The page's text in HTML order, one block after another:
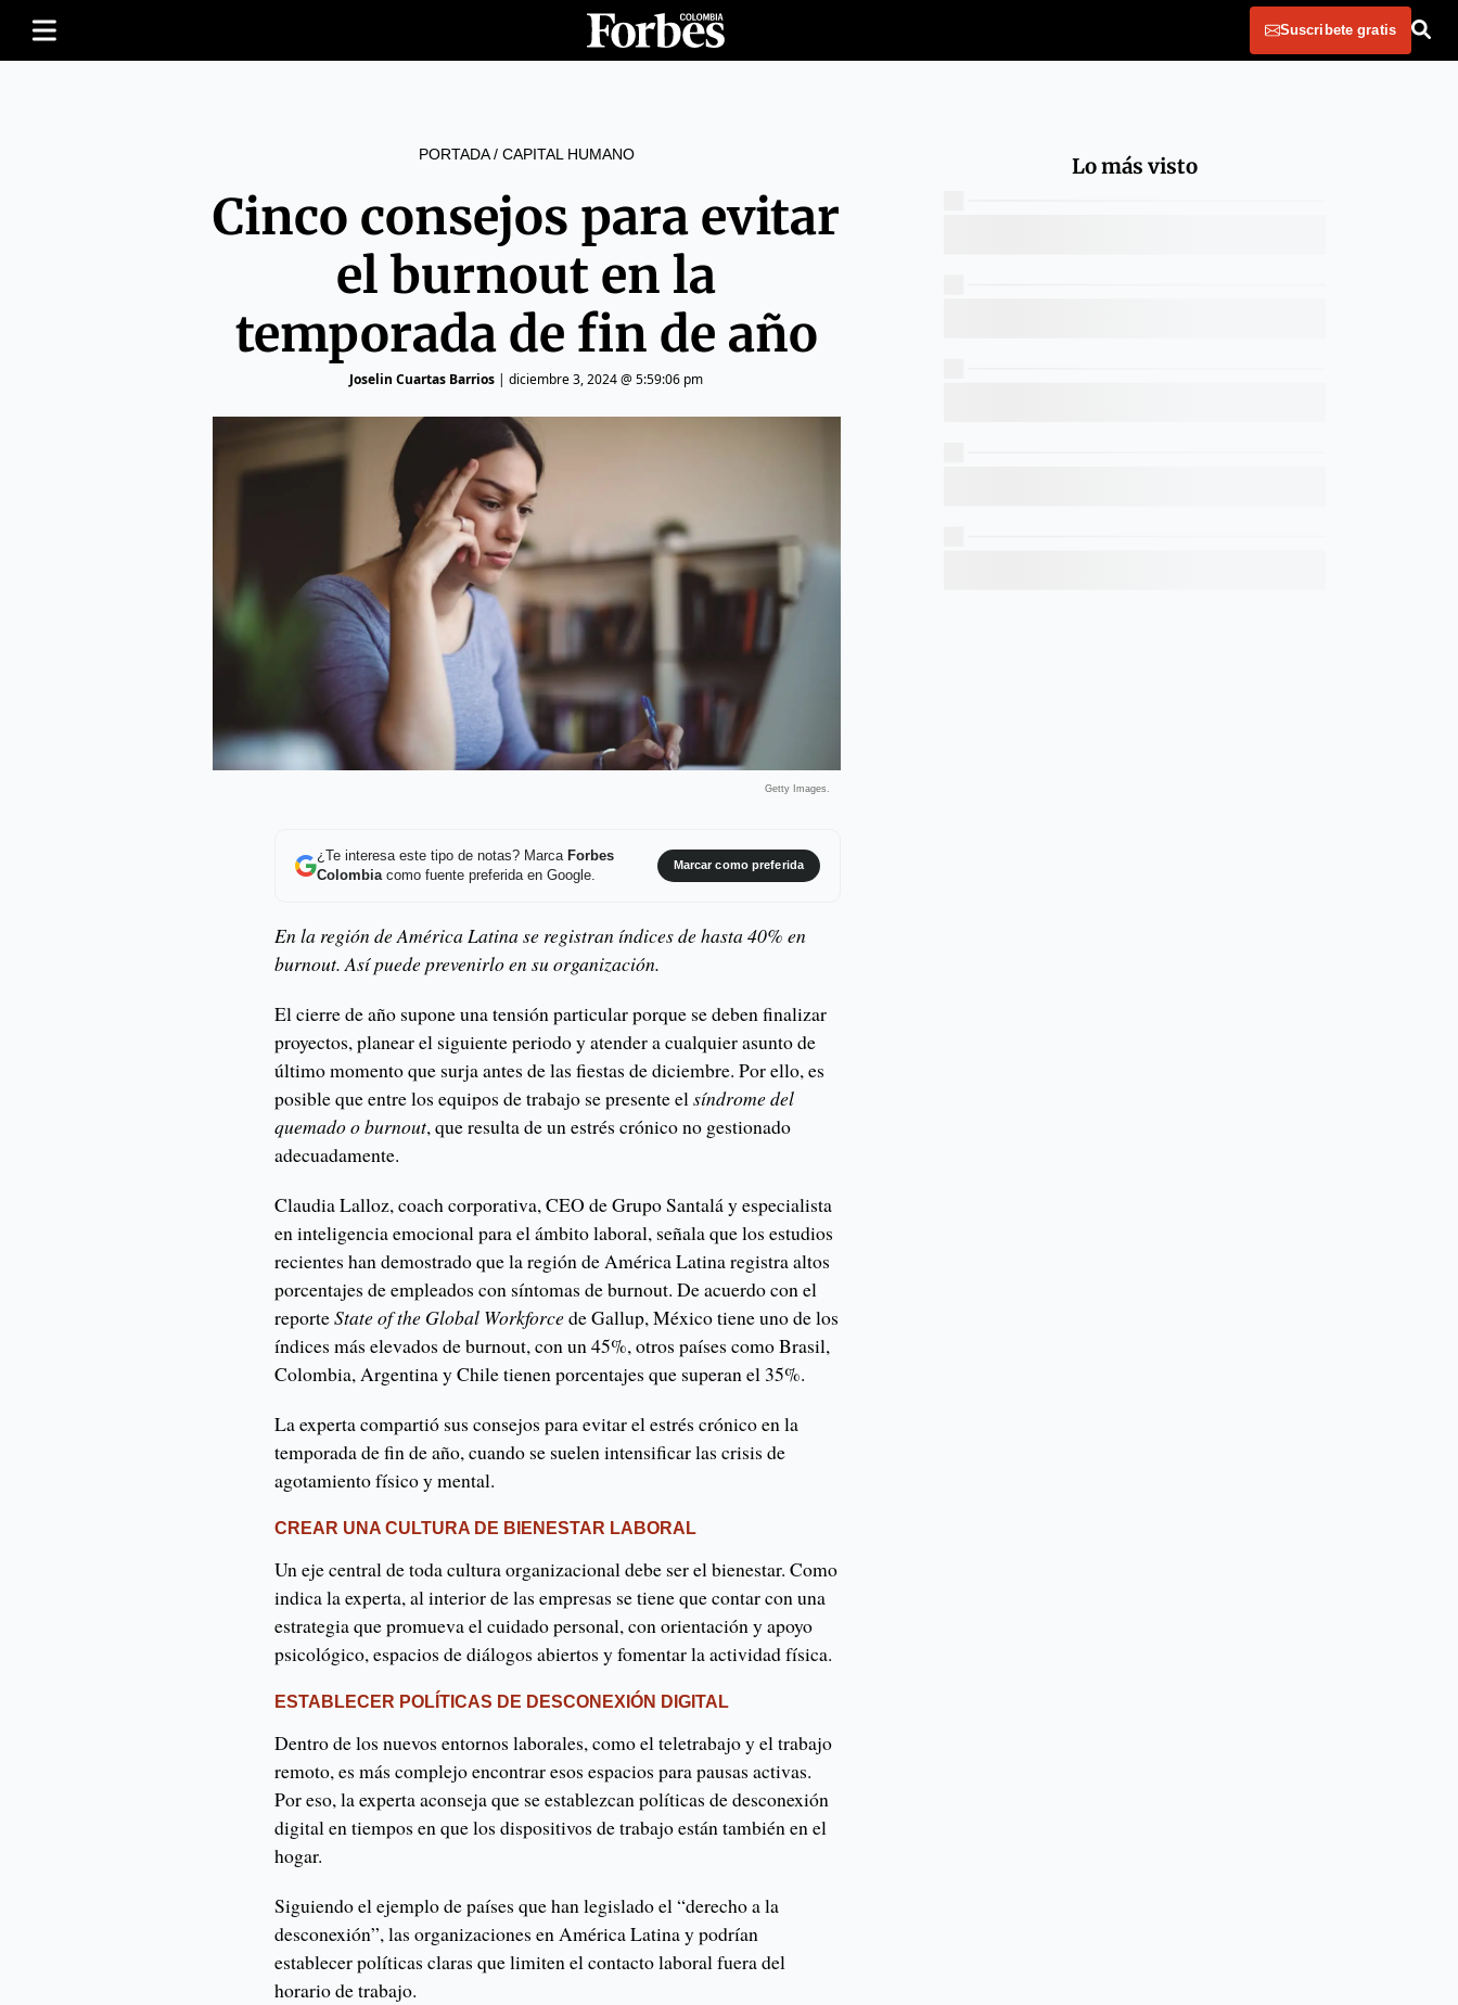
Suscribete gratis
PORTADA/ CAPITAL HUMANO
Cinco consejos para evitar
el burnout en la
temporada de fin de año
Joselin Cuartas Barrios | diciembre 3, 2024 @ 5:59:06 pm
Getty Images.
¿Te interesa este tipo de notas? Marca Forbes
Colombiacomo fuente preferida en Google.
Marcar como preferida
En la región de América Latina se registran índices de hasta 40% en
burnout. Así puede prevenirlo en su organización.
El cierre de año supone una tensión particular porque se deben finalizar
proyectos, planear el siguiente periodo y atender a cualquier asunto de
último momento que surja antes de las fiestas de diciembre. Por ello, es
posible que entre los equipos de trabajo se presente elsíndrome del
quemado o burnout, que resulta de un estrés crónico no gestionado
adecuadamente.
Claudia Lalloz, coach corporativa, CEO de Grupo Santalá y especialista
en inteligencia emocional para el ámbito laboral, señala que los estudios
recientes han demostrado que la región de América Latina registra altos
porcentajes de empleados con síntomas de burnout. De acuerdo con el
reporteState of the Global Workforcede Gallup, México tiene uno de los
índices más elevados de burnout, con un 45%, otros países como Brasil,
Colombia, Argentina y Chile tienen porcentajes que superan el 35%.
La experta compartió sus consejos para evitar el estrés crónico en la
temporada de fin de año, cuando se suelen intensificar las crisis de
agotamiento físico y mental.
CREAR UNA CULTURA DE BIENESTAR LABORAL
Un eje central de toda cultura organizacional debe ser el bienestar. Como
indica la experta, al interior de las empresas se tiene que contar con una
estrategia que promueva el cuidado personal, con orientación y apoyo
psicológico, espacios de diálogos abiertos y fomentar la actividad física.
ESTABLECER POLÍTICAS DE DESCONEXIÓN DIGITAL
Dentro de los nuevos entornos laborales, como el teletrabajo y el trabajo
remoto, es más complejo encontrar esos espacios para pausas activas.
Por eso, la experta aconseja que se establezcan políticas de desconexión
digital en tiempos en que los dispositivos de trabajo están también en el
hogar.
Siguiendo el ejemplo de países que han legislado el “derecho a la
desconexión”, las organizaciones en América Latina y podrían
establecer políticas claras que limiten el contacto laboral fuera del
horario de trabajo.
Lo más visto